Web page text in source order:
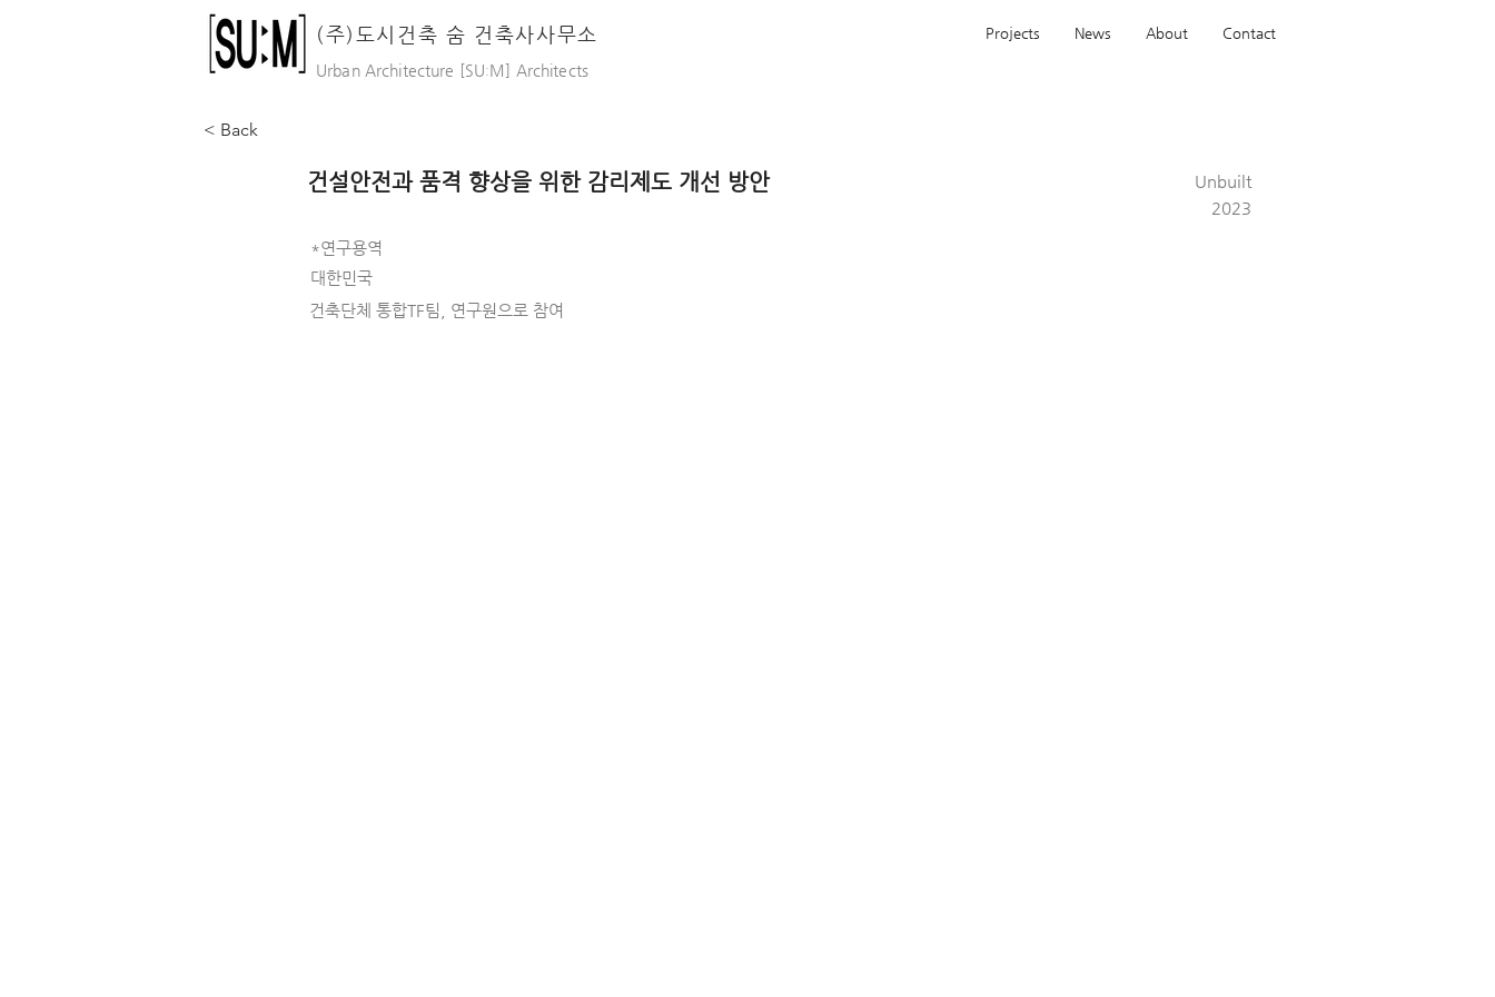
(주)도시건축 숨 건축사사무소
Urban Architecture [SUːM] Architects
Projects News About Contact
< Back
건설안전과 품격 향상을 위한 감리제도 개선 방안
Unbuilt
2023
*연구용역
대한민국
건축단체 통합TF팀, 연구원으로 참여